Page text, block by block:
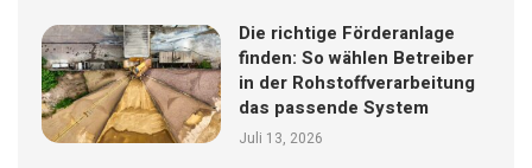
Die richtige Förderanlage
finden: So wählen Betreiber
in der Rohstoffverarbeitung
das passende System
Juli 13, 2026